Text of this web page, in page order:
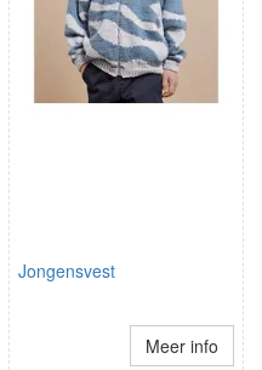
Jongensvest
Meer info